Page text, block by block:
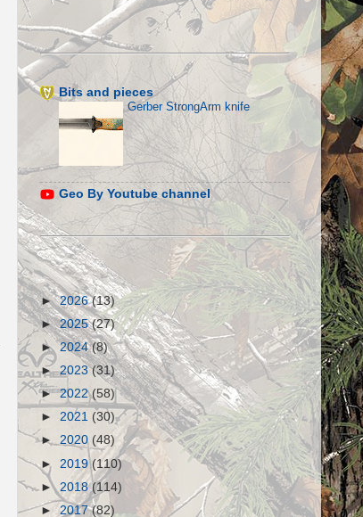
Bits and pieces
Gerber StrongArm knife
Geo By Youtube channel
►2026(13)
►2025(27)
►2024(8)
►2023(31)
►2022(58)
► 2021 (30)
► 2020 (48)
► 2019(110)
► 2018(114)
►2017(82)